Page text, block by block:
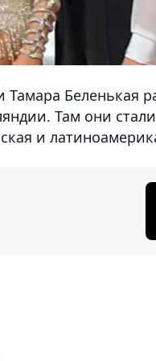
Тамара Беленькая
Там они
и